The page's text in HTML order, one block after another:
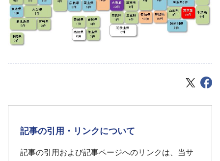
記事の引用・リンクについて
記事の引用および記事ページへのリンクは、当サ